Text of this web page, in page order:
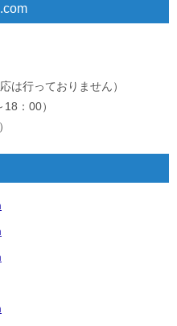
は行っておりません）
：00）